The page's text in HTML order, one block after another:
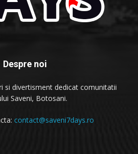
Despre noi
si divertisment dedicat comunitatii
Saveni, Botosani.
contact@saveni7days.ro